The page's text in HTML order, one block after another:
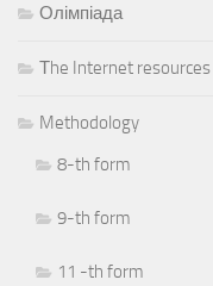
Олімпіада
Тhe Internet resources
Methodology
8-th form
9-th form
11 -th form